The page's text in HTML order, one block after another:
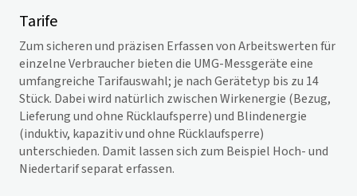
Tarife
Zum sicheren und präzisen Erfassen von Arbeitswerten für
einzelne Verbraucher bieten die UMG-Messgeräte eine
umfangreiche Tarifauswahl; je nach Gerätetyp bis zu 14
Stück. Dabei wird natürlich zwischen Wirkenergie (Bezug,
Lieferung und ohne Rücklaufsperre) und Blindenergie
(induktiv, kapazitiv und ohne Rücklaufsperre)
unterschieden. Damit lassen sich zum Beispiel Hoch- und
Niedertarif separat erfassen.